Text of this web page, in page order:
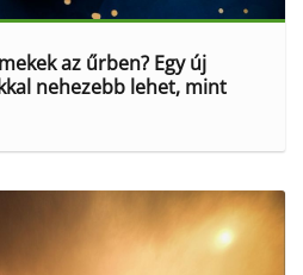
az űrben? Egy új
nehezebb lehet, mint